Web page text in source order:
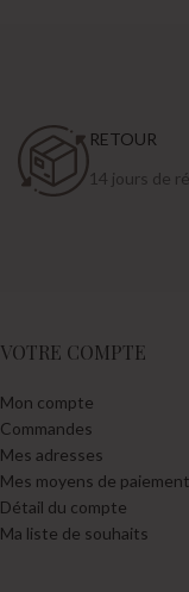
RETOUR
14 jours de
VOTRE COMPTE
Mon compte
Commandes
Mes adresses
Mes moyens de paiement
Détail du compte
Ma liste de souhaits